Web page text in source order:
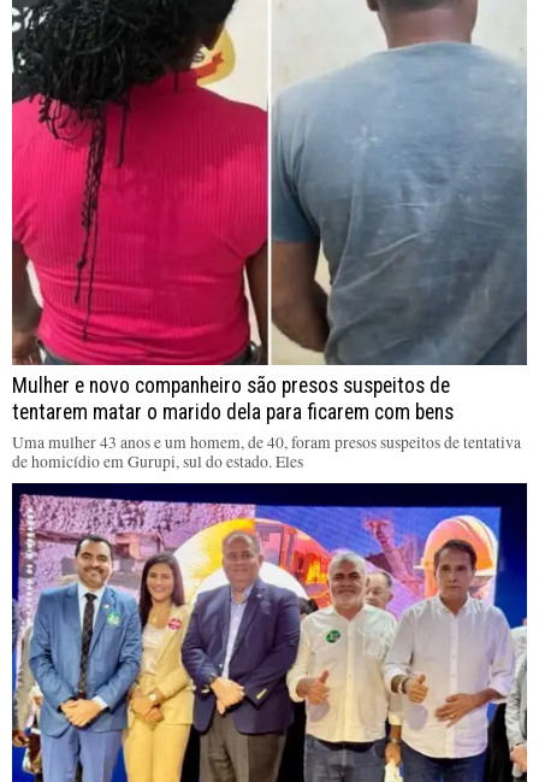
Mulher e novo companheiro são presos suspeitos de
tentarem matar o marido dela para ficarem com bens
Uma mulher 43 anos e um homem, de 40, foram presos suspeitos de tentativa
de homicídio em Gurupi, sul do estado. Eles